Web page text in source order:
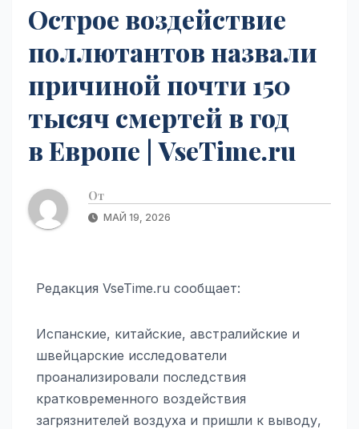
Острое воздействие
поллютантов назвали
причиной почти 150
тысяч смертей в год
в Европе | VseTime.ru
От
МАЙ 19, 2026
Редакция VseTime.ru сообщает:
Испанские, китайские, австралийские и
швейцарские исследователи
проанализировали последствия
кратковременного воздействия
загрязнителей воздуха и пришли к выводу,